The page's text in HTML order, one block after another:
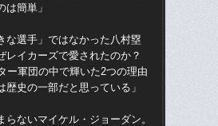
は簡単」
な選手」ではなかった八村塁
レイカーズで愛されたのか？
ー軍団の中で輝いた2つの理由
歴史の一部だと思っている」
らないマイケル・ジョーダン。